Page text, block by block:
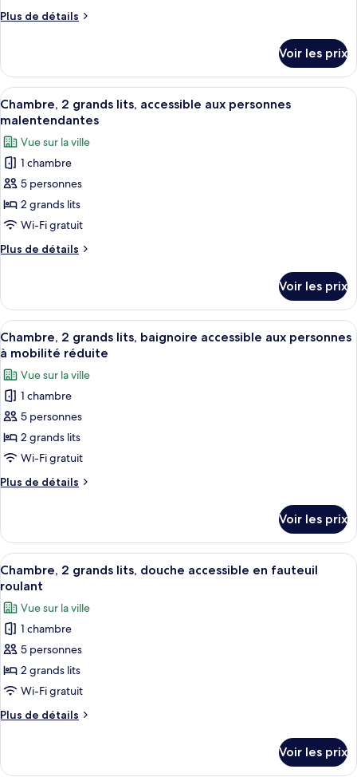
chambre :
grands
lits
(High
Floor)
Plus de détails
Plus
le
type
de
chambre
2
grands
lits
(High
Floor)
Voir les prix
Afficher
toutes
les
photos
pour
ce
type
de
chambre :
Chambre,
grands
lits,
accessible
aux
personnes
malentendantes
Une chambre d’hôtel équipée d’un
4
Chambre, 2 grands lits, accessible aux personnes
malentendantes
Vue sur la ville
1 chambre
5 personnes
2 grands lits
Wi-Fi gratuit
Plus de détails
Plus
le
type
de
chambre
2
grands
lits,
accessible
aux
malentendantes
Voir les prix
Afficher
toutes
les
photos
pour
ce
type
de
chambre :
Chambre,
grands
lits,
baignoire
accessible
aux
personnes
à
mobilité
réduite
Une chambre d’hôtel équipée d’un
4
Chambre, 2 grands lits, baignoire accessible aux personnes
à mobilité réduite
Vue sur la ville
1 chambre
5 personnes
2 grands lits
Wi-Fi gratuit
Plus de détails
Plus
le
type
de
chambre
2
grands
lits,
baignoire
accessible
personnes
à
mobilité
Voir les prix
Afficher
toutes
les
photos
pour
ce
type
de
chambre :
Chambre,
grands
Literie de qualité supérieure,
4
Chambre, 2 grands lits, douche accessible en fauteuil
roulant
Vue sur la ville
1 chambre
5 personnes
2 grands lits
Wi-Fi gratuit
Plus de détails
Plus
le
Voir les prix